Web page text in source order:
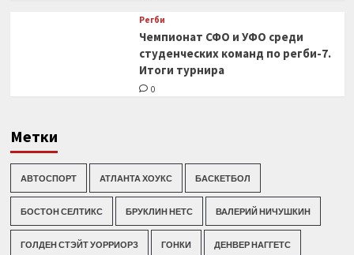
Регби
Чемпионат СФО и УФО среди
студенческих команд по регби-7.
Итоги турнира
0
Метки
АВТОСПОРТ АТЛАНТА ХОУКС БАСКЕТБОЛ
БОСТОН СЕЛТИКС БРУКЛИН НЕТС ВАЛЕРИЙ НИЧУШКИН
ГОЛДЕН СТЭЙТ УОРРИОРЗ ГОНКИ ДЕНВЕР НАГГЕТС